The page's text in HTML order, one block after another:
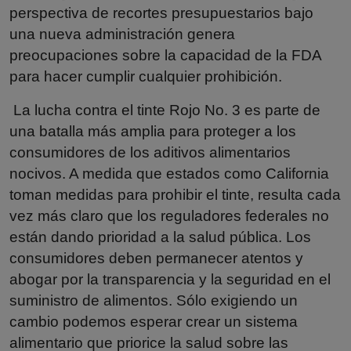
perspectiva de recortes presupuestarios bajo
una nueva administración genera
preocupaciones sobre la capacidad de la FDA
para hacer cumplir cualquier prohibición.
La lucha contra el tinte Rojo No. 3 es parte de
una batalla más amplia para proteger a los
consumidores de los aditivos alimentarios
nocivos. A medida que estados como California
toman medidas para prohibir el tinte, resulta cada
vez más claro que los reguladores federales no
están dando prioridad a la salud pública. Los
consumidores deben permanecer atentos y
abogar por la transparencia y la seguridad en el
suministro de alimentos. Sólo exigiendo un
cambio podemos esperar crear un sistema
alimentario que priorice la salud sobre las